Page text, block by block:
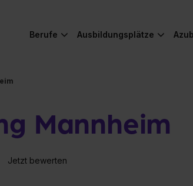
Berufe Ausbildungsplätze
Mannheim
Jetzt bewerten